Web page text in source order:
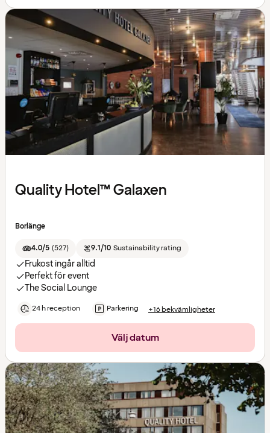
Quality Hotel™ Galaxen
Borlänge
4.0/5 (527) 9.1/10 Sustainability rating
Frukost ingår alltid
Perfekt för event
The Social Lounge
24 h reception Parkering +16 bekvämligheter
Välj datum